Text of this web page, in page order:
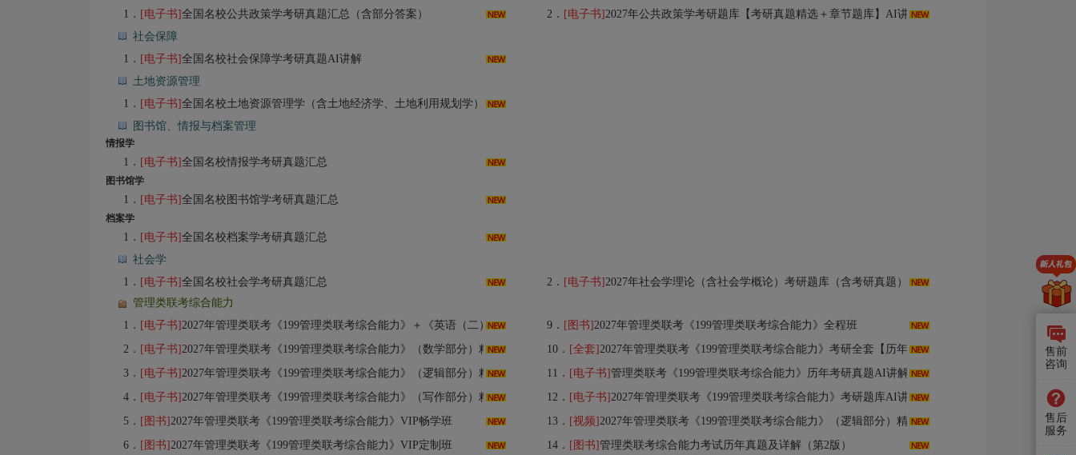
1． [电子书]全国名校公共政策学考研真题汇总（含部分答案） 2． [电子书]2027年公共政策学考研题库【考研真题精选＋章节题库】AI讲解
社会保障
1． [电子书]全国名校社会保障学考研真题AI讲解
土地资源管理
1． [电子书]全国名校土地资源管理学（含土地经济学、土地利用规划学）考研真题汇总（含部分答案）
图书馆、情报与档案管理
情报学
1． [电子书]全国名校情报学考研真题汇总
图书馆学
1． [电子书]全国名校图书馆学考研真题汇总
档案学
1． [电子书]全国名校档案学考研真题汇总
社会学
1． [电子书]全国名校社会学考研真题汇总 2． [电子书]2027年社会学理论（含社会学概论）考研题库（含考研真题）AI讲解
管理类联考综合能力
1． [电子书]2027年管理类联考《199管理类联考综合能力》＋《英语（二）》全科套餐 9． [图书]2027年管理类联考《199管理类联考综合能力》全程班
2． [电子书]2027年管理类联考《199管理类联考综合能力》（数学部分）精讲班 10． [全套]2027年管理类联考《199管理类联考综合能力》考研全套【历年真题＋题库】
3． [电子书]2027年管理类联考《199管理类联考综合能力》（逻辑部分）精讲班 11． [电子书]管理类联考《199管理类联考综合能力》历年考研真题AI讲解（部分视频讲解）
4． [电子书]2027年管理类联考《199管理类联考综合能力》（写作部分）精讲班 12． [电子书]2027年管理类联考《199管理类联考综合能力》考研题库AI讲解
5． [图书]2027年管理类联考《199管理类联考综合能力》VIP畅学班 13． [视频]2027年管理类联考《199管理类联考综合能力》（逻辑部分）精讲班【教材精讲＋考研真题串讲】
6． [图书]2027年管理类联考《199管理类联考综合能力》VIP定制班 14． [图书]管理类联考综合能力考试历年真题及详解（第2版）
售前
咨询
售后
服务